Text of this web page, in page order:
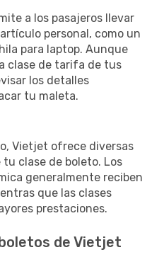
a los pasajeros llevar
personal, como un
para laptop. Aunque
clase de tarifa de tus
los detalles
tu maleta.
Vietjet ofrece diversas
clase de boleto. Los
generalmente reciben
que las clases
prestaciones.
de Vietjet